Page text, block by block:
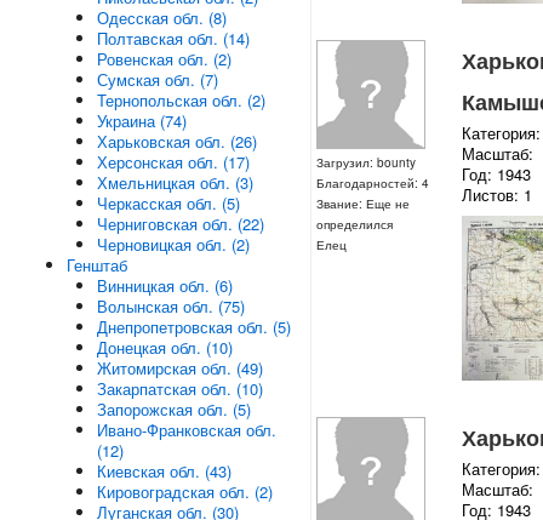
Загрузил: bounty
Благодарностей: 4
Звание: Еще не
определился
Елец
Масштаб:
Год: 1943
Листов: 1
Масштаб:
Год: 1943
Одесская обл. (8)
Полтавская обл. (14)
Ровенская обл. (2)
Сумская обл. (7)
Тернопольская обл. (2)
Украина (74)
Харьковская обл. (26)
Херсонская обл. (17)
Хмельницкая обл. (3)
Черкасская обл. (5)
Черниговская обл. (22)
Черновицкая обл. (2)
Генштаб
Винницкая обл. (6)
Волынская обл. (75)
Днепропетровская обл. (5)
Донецкая обл. (10)
Житомирская обл. (49)
Закарпатская обл. (10)
Запорожская обл. (5)
Ивано-Франковская обл.
(12)
Киевская обл. (43)
Кировоградская обл. (2)
Луганская обл. (30)